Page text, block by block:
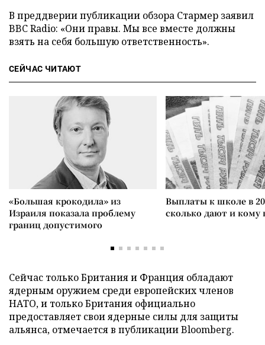
В преддверии публикации обзора Стармер заявил
BBC Radio: «Они правы. Мы все вместе должны
взять на себя большую ответственность».
СЕЙЧАС ЧИТАЮТ
«Большая крокодила» из
Израиля показала проблему
границ допустимого
Выплаты к школе в
сколько дают и
Сейчас только Британия и Франция обладают
ядерным оружием среди европейских членов
НАТО, и только Британия официально
предоставляет свои ядерные силы для защиты
альянса, отмечается в публикации Bloomberg.